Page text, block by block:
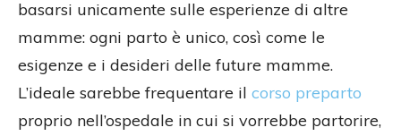
basarsi unicamente sulle esperienze di altre
mamme: ogni parto è unico, così come le
esigenze e i desideri delle future mamme.
L’ideale sarebbe frequentare il corso preparto
proprio nell’ospedale in cui si vorrebbe partorire,